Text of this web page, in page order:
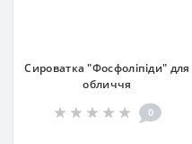
Сироватка "Фосфоліпіди" для
обличчя
0